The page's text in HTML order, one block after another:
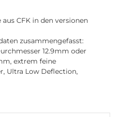
CFK in den versionen
zusammengefasst:
12.9mm oder
extrem feine
Ultra Low Deflection,